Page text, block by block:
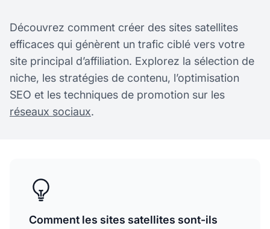
Découvrez comment créer des sites satellites
efficaces qui génèrent un trafic ciblé vers votre
site principal d’affiliation. Explorez la sélection de
niche, les stratégies de contenu, l’optimisation
SEO et les techniques de promotion sur les
réseaux sociaux.
Comment les sites satellites sont-ils